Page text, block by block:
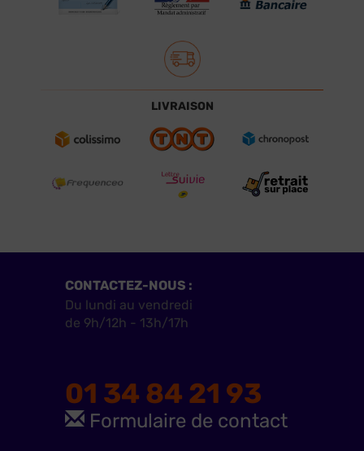
LIVRAISON
CONTACTEZ-NOUS :
Du lundi au vendredi
de 9h/12h - 13h/17h
01 34 84 21 93
Formulaire de contact